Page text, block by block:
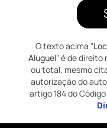
O texto acima "
Aluguel" é de direito
ou total, mesmo
autorização do
artigo 184 do